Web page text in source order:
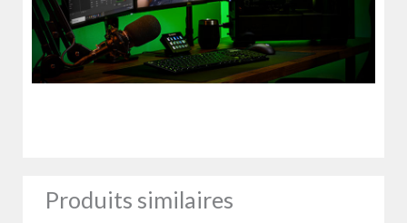
Produits similaires